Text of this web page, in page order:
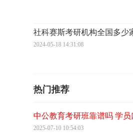
社科赛斯考研机构全国多少
2024-05-18 14:31:08
热门推荐
中公教育考研班靠谱吗 学
2025-07-10 10:54:03